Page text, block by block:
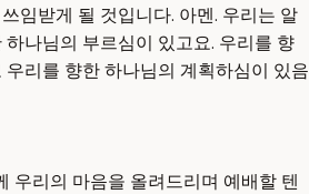
임받게 될 것입니다. 아멘. 우리는 알
나님의 부르심이 있고요. 우리를 향
리를 향한 하나님의 계획하심이 있음
우리의 마음을 올려드리며 예배할 텐